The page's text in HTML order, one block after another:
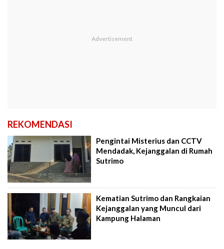
REKOMENDASI
Pengintai Misterius dan CCTV
Mendadak, Kejanggalan di Rumah
Sutrimo
Kematian Sutrimo dan Rangkaian
Kejanggalan yang Muncul dari
Kampung Halaman